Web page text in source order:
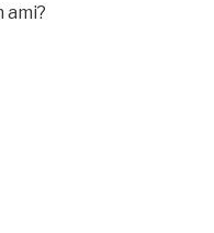
ami?